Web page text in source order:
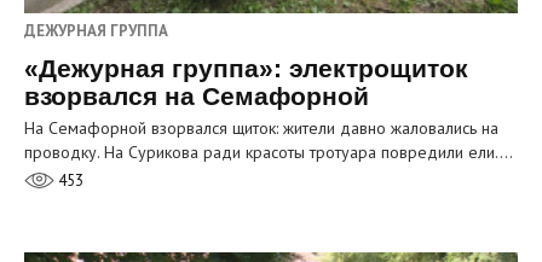
ДЕЖУРНАЯ ГРУППА
«Дежурная группа»: электрощиток
взорвался на Семафорной
На Семафорной взорвался щиток: жители давно жаловались на
проводку. На Сурикова ради красоты тротуара повредили ели.…
453